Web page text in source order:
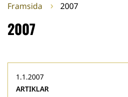
Framsida 2007
2007
1.1.2007
ARTIKLAR